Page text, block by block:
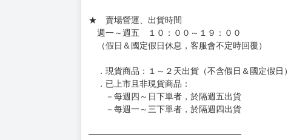
★ 賣場營運、出貨時間
週一～週五 １０：００～１９：００
（假日＆國定假日休息，客服會不定時回覆）
．現貨商品：１～２天出貨（不含假日＆國定假日）
．已上市且非現貨商品：
－每週四～日下單者，於隔週五出貨
－每週一～三下單者，於隔週四出貨
━━━━━━━━━━━━━━━━━━